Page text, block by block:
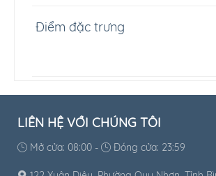
Điểm đặc trưng
LIÊN HỆ VỚI CHÚNG TÔI
Mở cửa: 08:00 - Đóng cửa: 23:59